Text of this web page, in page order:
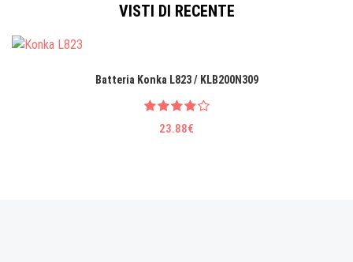
VISTI DI RECENTE
Batteria Konka L823 / KLB200N309
23.88€